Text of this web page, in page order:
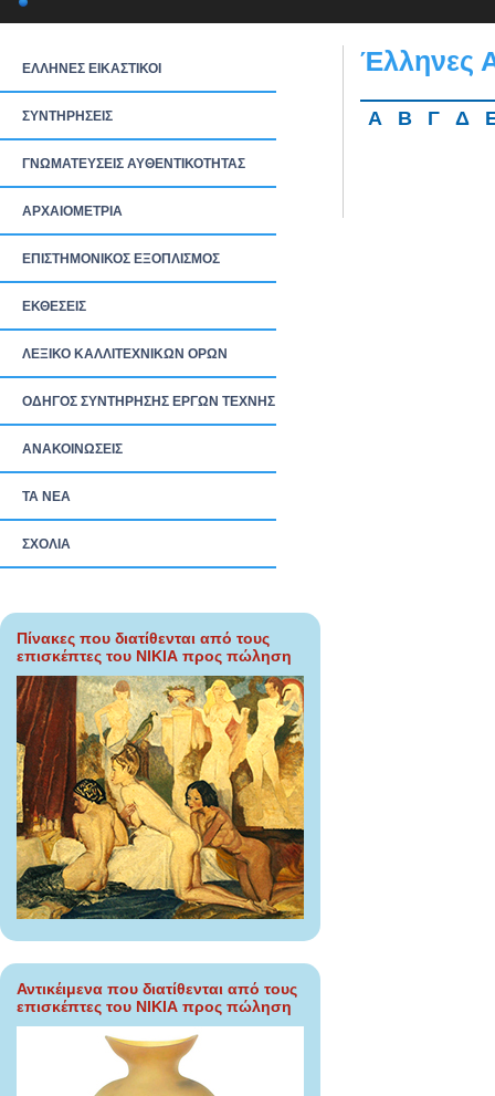
ΕΛΛΗΝΕΣ ΕΙΚΑΣΤΙΚΟΙ
ΣΥΝΤΗΡΗΣΕΙΣ
ΓΝΩΜΑΤΕΥΣΕΙΣ ΑΥΘΕΝΤΙΚΟΤΗΤΑΣ
ΑΡΧΑΙΟΜΕΤΡΙΑ
ΕΠΙΣΤΗΜΟΝΙΚΟΣ ΕΞΟΠΛΙΣΜΟΣ
ΕΚΘΕΣΕΙΣ
ΛΕΞΙΚΟ ΚΑΛΛΙΤΕΧΝΙΚΩΝ ΟΡΩΝ
ΟΔΗΓΟΣ ΣΥΝΤΗΡΗΣΗΣ ΕΡΓΩΝ ΤΕΧΝΗΣ
ΑΝΑΚΟΙΝΩΣΕΙΣ
ΤΑ ΝEΑ
ΣΧΟΛΙΑ
Πίνακες που διατίθενται από τους
επισκέπτες του ΝΙΚΙΑ προς πώληση
Αντικέιμενα που διατίθενται από τους
επισκέπτες του ΝΙΚΙΑ προς πώληση
Έλληνες
Α Β Γ Δ